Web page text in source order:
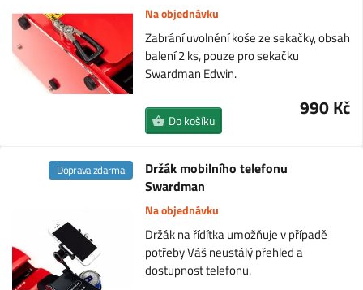
Na objednávku
Zabrání uvolnění koše ze sekačky, obsah
balení 2 ks, pouze pro sekačku
Swardman Edwin.
990 Kč
Do košíku
Držák mobilního telefonu
Swardman
Doprava zdarma
Na objednávku
Držák na řídítka umožňuje v případě
potřeby Váš neustálý přehled a
dostupnost telefonu.